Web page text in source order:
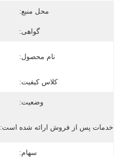
محل منبع:
گواهی:
نام محصول:
کلاس کیفیت:
وضعیت:
خدمات پس از فروش ارائه شده است:
سهام: